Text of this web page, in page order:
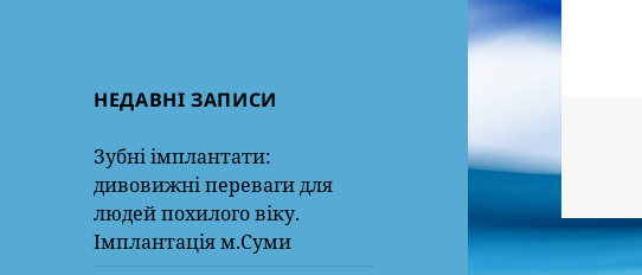
НЕДАВНІ ЗАПИСИ
Зубні імплантати:
дивовижні переваги для
людей похилого віку.
Імплантація м.Суми